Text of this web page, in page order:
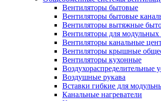
Вентиляторы бытовые
Вентиляторы бытовые
Вентиляторы вытяжные
Вентиляторы для модульных
Вентиляторы канальные
Вентиляторы крышные
Вентиляторы кухонные
Воздухораспределительные
Воздушные рукава
Вставки гибкие для
Канальные нагреватели